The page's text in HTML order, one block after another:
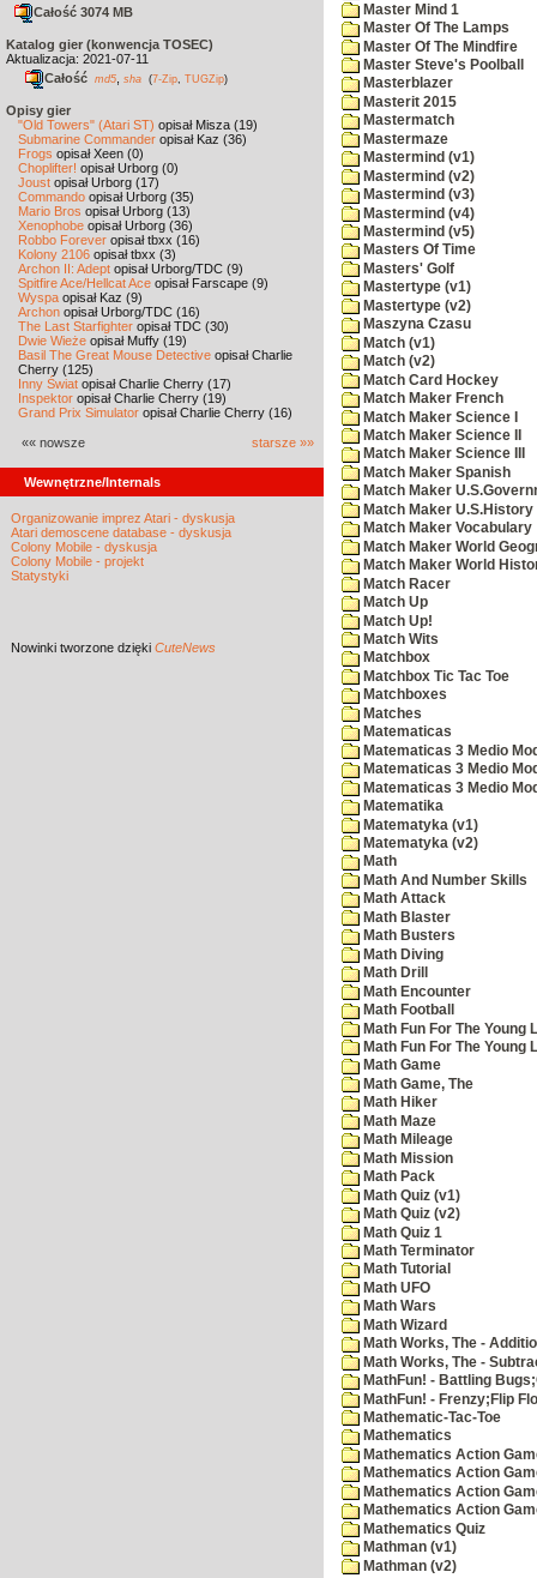
Całość 3074 MB
Katalog gier (konwencja TOSEC)
Aktualizacja: 2021-07-11
Całość md5 sha (7-Zip TUGZip)
Opisy gier
"Old Towers" (Atari ST) opisał Misza (19)
Submarine Commander opisał Kaz (36)
Frogs opisał Xeen (0)
Choplifter! opisał Urborg (0)
Joust opisał Urborg (17)
Commando opisał Urborg (35)
Mario Bros opisał Urborg (13)
Xenophobe opisał Urborg (36)
Robbo Forever opisał tbxx (16)
Kolony 2106 opisał tbxx (3)
Archon II: Adept opisał Urborg/TDC (9)
Spitfire Ace/Hellcat Ace opisał Farscape (9)
Wyspa opisał Kaz (9)
Archon opisał Urborg/TDC (16)
The Last Starfighter opisał TDC (30)
Dwie Wieże opisał Muffy (19)
Basil The Great Mouse Detective opisał Charlie
Cherry (125)
Inny Świat opisał Charlie Cherry (17)
Inspektor opisał Charlie Cherry (19)
Grand Prix Simulator opisał Charlie Cherry (16)
«« nowsze starsze »»
Wewnętrzne/Internals
Organizowanie imprez Atari - dyskusja
Atari demoscene database - dyskusja
Colony Mobile - dyskusja
Colony Mobile - projekt
Statystyki
Nowinki tworzone dzięki CuteNews
Master Mind 1
Master Of The Lamps
Master Of The Mindfire
Master Steve's Poolball
Masterblazer
Masterit 2015
Mastermatch
Mastermaze
Mastermind (v1)
Mastermind (v2)
Mastermind (v3)
Mastermind (v4)
Mastermind (v5)
Masters Of Time
Masters' Golf
Mastertype (v1)
Mastertype (v2)
Maszyna Czasu
Match (v1)
Match (v2)
Match Card Hockey
Match Maker French
Match Maker Science I
Match Maker Science II
Match Maker Science III
Match Maker Spanish
Match Maker
Match Maker U.S.History
Match Maker Vocabulary
Match Maker World
Match Maker World
Match Racer
Match Up
Match Up!
Match Wits
Matchbox
Matchbox Tic Tac Toe
Matchboxes
Matches
Matematicas
Matematicas 3 Medio
Matematicas 3 Medio
Matematicas 3 Medio
Matematika
Matematyka (v1)
Matematyka (v2)
Math
Math And Number Skills
Math Attack
Math Blaster
Math Busters
Math Diving
Math Drill
Math Encounter
Math Football
Math Fun For The Young
Math Fun For The Young
Math Game
Math Game, The
Math Hiker
Math Maze
Math Mileage
Math Mission
Math Pack
Math Quiz (v1)
Math Quiz (v2)
Math Quiz 1
Math Terminator
Math Tutorial
Math UFO
Math Wars
Math Wizard
Math Works, The -
Math Works, The -
MathFun! - Battling
MathFun! - Frenzy;Flip
Mathematic-Tac-Toe
Mathematics
Mathematics Action
Mathematics Action
Mathematics Action
Mathematics Action
Mathematics Quiz
Mathman (v1)
Mathman (v2)